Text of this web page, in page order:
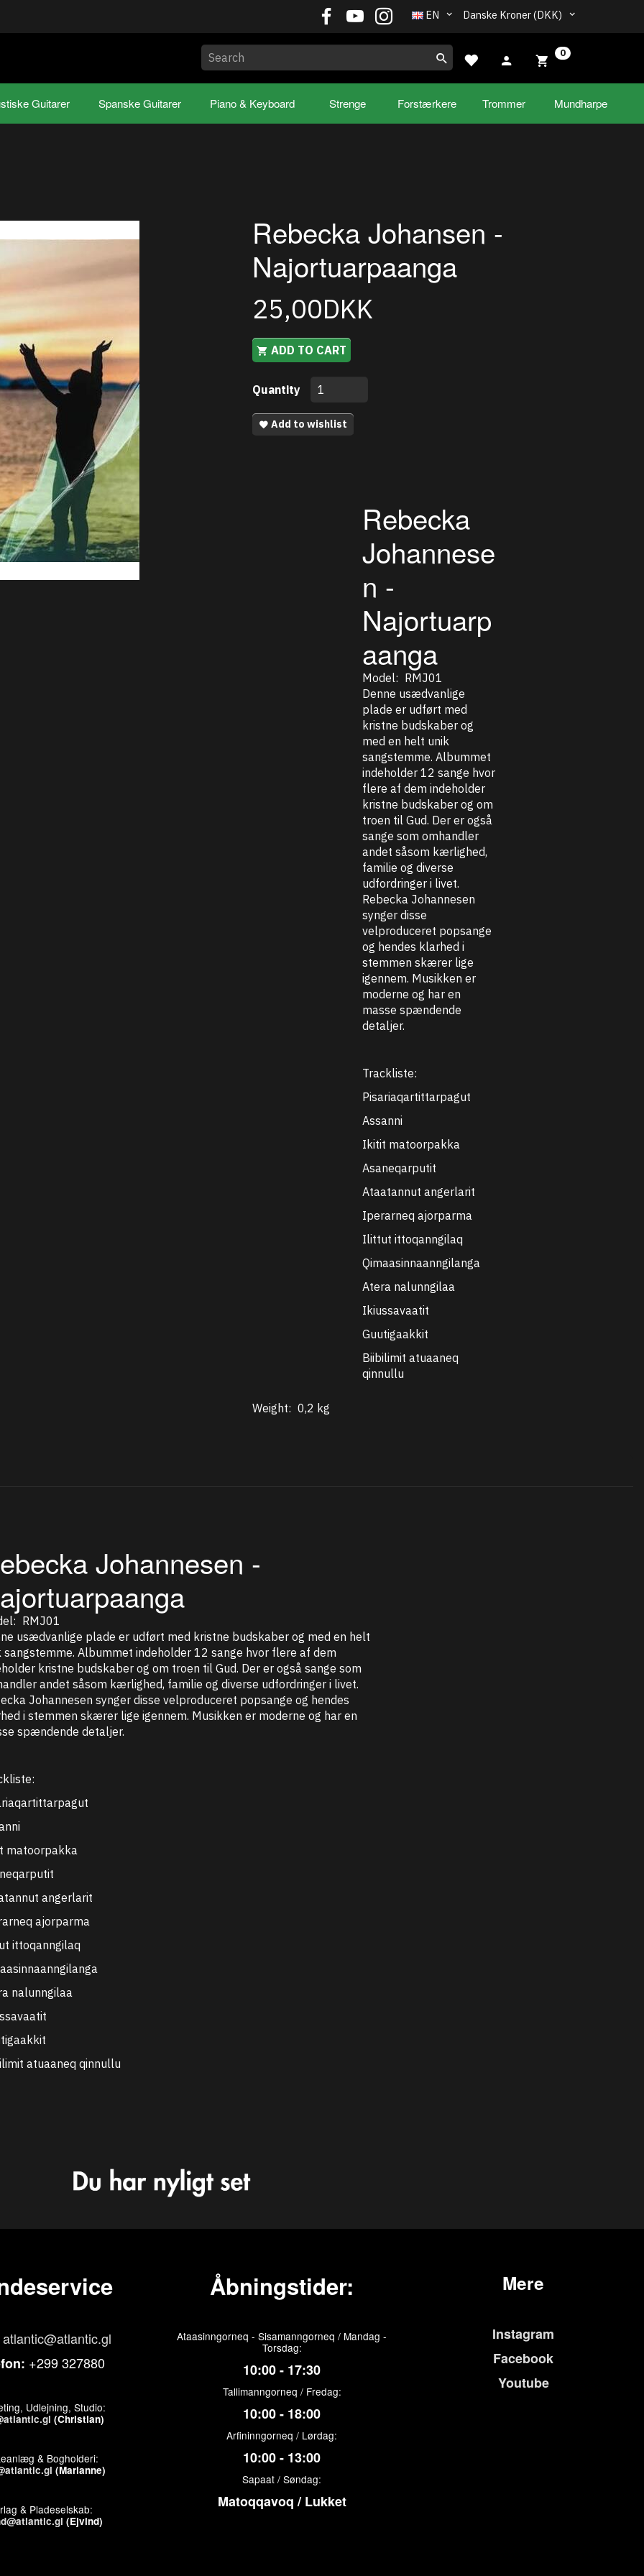
Danske Kroner (DKK)
EN
0
Guitarer Spanske Guitarer Piano & Keyboard Strenge Forstærkere Trommer Mundharpe
Rebecka Johansen -
Najortuarpaanga
25,00DKK
ADD TO CART
Quantity
Add to wishlist
Rebecka
Johannese
n -
Najortuarp
aanga
Model: RMJ01
Denne usædvanlige
plade er udført med
kristne budskaber og
med en helt unik
sangstemme. Albummet
indeholder 12 sange hvor
flere af dem indeholder
kristne budskaber og om
troen til Gud. Der er også
sange som omhandler
andet såsom kærlighed,
familie og diverse
udfordringer i livet.
Rebecka Johannesen
synger disse
velproduceret popsange
og hendes klarhed i
stemmen skærer lige
igennem. Musikken er
moderne og har en
masse spændende
detaljer.
Trackliste:
Pisariaqartittarpagut
Assanni
Ikitit matoorpakka
Asaneqarputit
Ataatannut angerlarit
Iperarneq ajorparma
Ilittut ittoqanngilaq
Qimaasinnaanngilanga
Atera nalunngilaa
Ikiussavaatit
Guutigaakkit
Biibilimit atuaaneq
qinnullu
Weight: 0,2 kg
Johannesen -
RMJ01
usædvanlige plade er udført med kristne budskaber og med en helt
sangstemme. Albummet indeholder 12 sange hvor flere af dem
kristne budskaber og om troen til Gud. Der er også sange som
andet såsom kærlighed, familie og diverse udfordringer i livet.
Johannesen synger disse velproduceret popsange og hendes
i stemmen skærer lige igennem. Musikken er moderne og har en
spændende detaljer.
matoorpakka
angerlarit
ajorparma
ittoqanngilaq
nalunngilaa
atuaaneq qinnullu
atlantic@atlantic.gl
+299 327880
Udlejning, Studio:
(Christian)
& Bogholderi:
(Marianne)
& Pladeselskab:
(Ejvind)
Åbningstider:
Ataasinngorneq - Sisamanngorneq / Mandag -
Torsdag:
10:00 - 17:30
Tallimanngorneq / Fredag:
10:00 - 18:00
Arfininngorneq / Lørdag:
10:00 - 13:00
Sapaat / Søndag:
Matoqqavoq / Lukket
Mere
Instagram
Facebook
Youtube